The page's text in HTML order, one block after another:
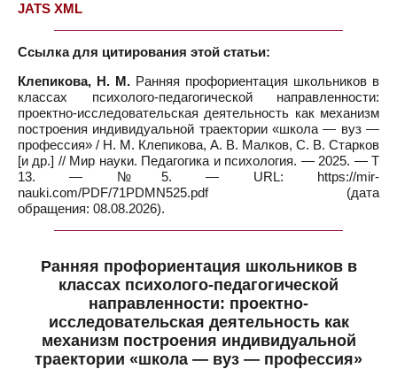
JATS XML
Ссылка для цитирования этой статьи:
Клепикова, Н. М. Ранняя профориентация школьников в
классах психолого-педагогической направленности:
проектно-исследовательская деятельность как механизм
построения индивидуальной траектории «школа — вуз —
профессия» / Н. М. Клепикова, А. В. Малков, С. В. Старков
[и др.] // Мир науки. Педагогика и психология. — 2025. — Т
13. — №5. — URL: https://mir-
nauki.com/PDF/71PDMN525.pdf (дата
обращения: 08.08.2026).
Ранняя профориентация школьников в
классах психолого-педагогической
направленности: проектно-
исследовательская деятельность как
механизм построения индивидуальной
траектории «школа — вуз — профессия»